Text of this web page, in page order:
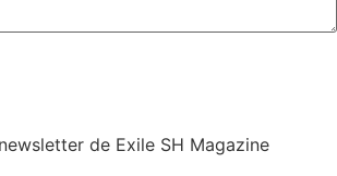
de Exile SH Magazine